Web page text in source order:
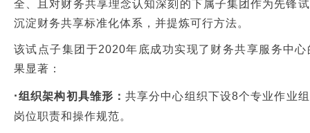
全、且对财务共享理念认知深刻的下属子集团作为先锋
沉淀财务共享标准化体系，并提炼可行方法。
该试点子集团于2020年底成功实现了财务共享服务中
果显著：
·组织架构初具雏形：共享分中心组织下设8个专业作业
岗位职责和操作规范。